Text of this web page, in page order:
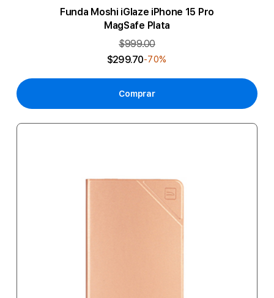
Funda Moshi iGlaze iPhone 15 Pro
MagSafe Plata
$999.00
$299.70-70%
Comprar